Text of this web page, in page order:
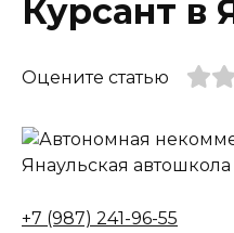
Курсант в
Оцените статью
+7 (987) 241-96-55